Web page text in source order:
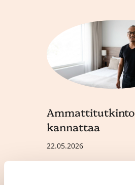
Ammattitutkinto
kannattaa
22.05.2026